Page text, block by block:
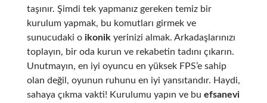
taşınır. Şimdi tek yapmanız gereken temiz bir
kurulum yapmak, bu komutları girmek ve
sunucudaki o ikonik yerinizi almak. Arkadaşlarınızı
toplayın, bir oda kurun ve rekabetin tadını çıkarın.
Unutmayın, en iyi oyuncu en yüksek FPS’e sahip
olan değil, oyunun ruhunu en iyi yansıtandır. Haydi,
sahaya çıkma vakti! Kurulumu yapın ve bu efsanevi